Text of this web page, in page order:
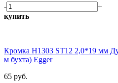
-
+
купить
Кромка H1303 ST12 2,0*19 мм
м бухта) Egger
65 руб.